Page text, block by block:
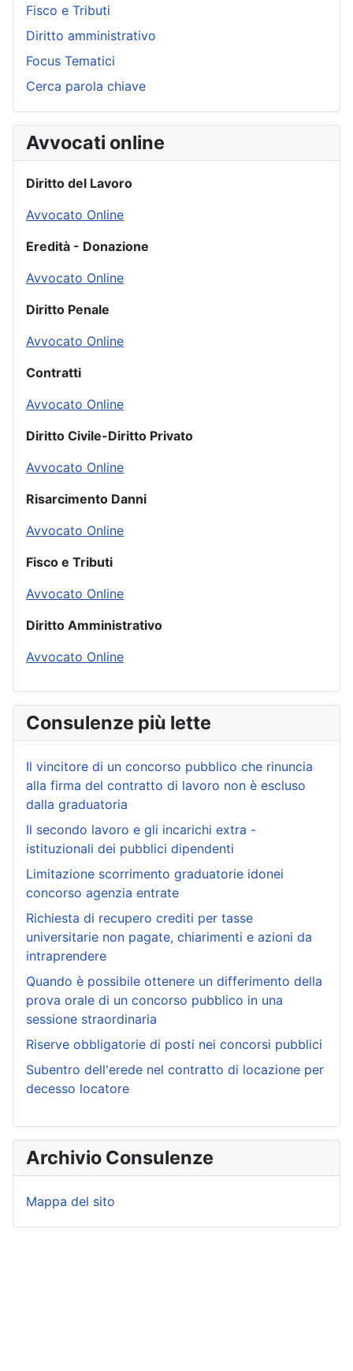
Fisco e Tributi
Diritto amministrativo
Focus Tematici
Cerca parola chiave
Avvocati online
Diritto del Lavoro
Avvocato Online
Eredità - Donazione
Avvocato Online
Diritto Penale
Avvocato Online
Contratti
Avvocato Online
Diritto Civile-Diritto Privato
Avvocato Online
Risarcimento Danni
Avvocato Online
Fisco e Tributi
Avvocato Online
Diritto Amministrativo
Avvocato Online
Consulenze più lette
Il vincitore di un concorso pubblico che rinuncia
alla firma del contratto di lavoro non è escluso
dalla graduatoria
Il secondo lavoro e gli incarichi extra -
istituzionali dei pubblici dipendenti
Limitazione scorrimento graduatorie idonei
concorso agenzia entrate
Richiesta di recupero crediti per tasse
universitarie non pagate, chiarimenti e azioni da
intraprendere
Quando è possibile ottenere un differimento della
prova orale di un concorso pubblico in una
sessione straordinaria
Riserve obbligatorie di posti nei concorsi pubblici
Subentro dell'erede nel contratto di locazione per
decesso locatore
Archivio Consulenze
Mappa del sito